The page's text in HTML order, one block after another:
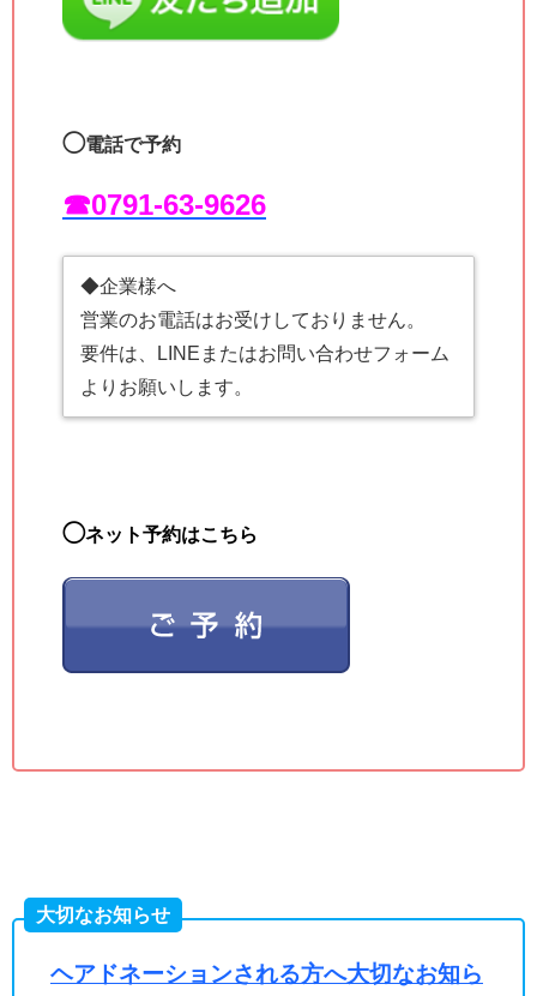
◯電話で予約
☎︎0791-63-9626
◆企業様へ
営業のお電話はお受けしておりません。
要件は、LINEまたはお問い合わせフォーム
よりお願いします。
◯ネット予約はこちら
大切なお知らせ
ヘアドネーションされる方へ大切なお知ら